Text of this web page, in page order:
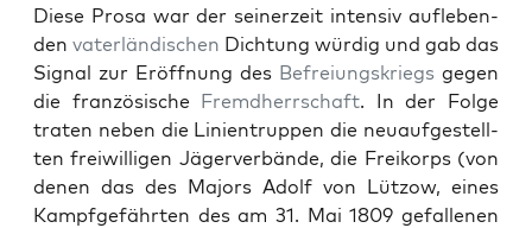
Diese Prosa war der sein­erzeit inten­siv aufleben­
den vater­ländis­chen Dich­tung würdig und gab das
Sig­nal zur Eröff­nung des Befreiungskriegs gegen
die franzö­sis­che Fremd­herrschaft. In der Folge
trat­en neben die Lin­ien­trup­pen die neuaufgestell­
ten frei­willi­gen Jägerver­bände, die Freiko­rps (von
denen das des Majors Adolf von Lüt­zow, eines
Kampfge­fährten des am 31. Mai 1809 gefal­l­enen